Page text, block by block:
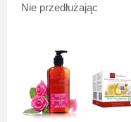
Nie przedłużając